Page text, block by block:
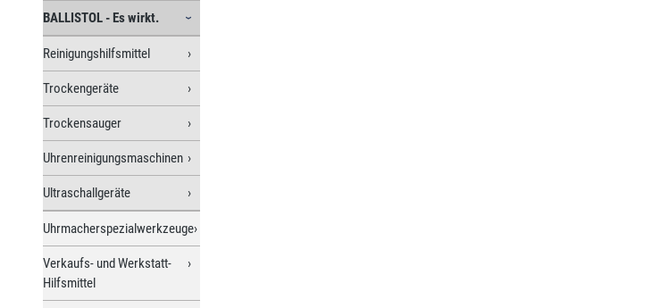
BALLISTOL - Es wirkt.
Reinigungshilfsmittel
Trockengeräte
Trockensauger
Uhrenreinigungsmaschinen
Ultraschallgeräte
Uhrmacherspezialwerkzeuge
Verkaufs- und Werkstatt-
Hilfsmittel